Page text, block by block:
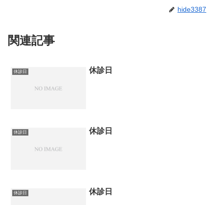
hide3387
関連記事
休診日 休診日
休診日 休診日
休診日 休診日